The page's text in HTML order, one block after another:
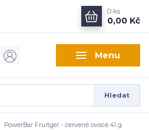
Menu
Hledat
0 ks
0,00 Kč
PowerBar Fruitgel - červené ovoce 41 g